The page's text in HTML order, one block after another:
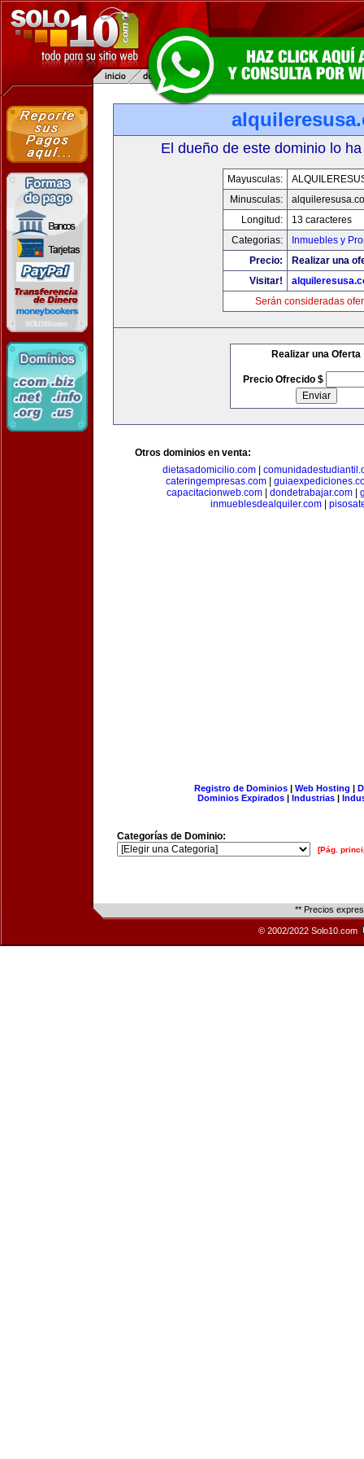
El dueño de este dominio lo
Mayusculas:
Minusculas:
Longitud:
13 caracteres
Categorias:
Inmuebles y
Precio:
Realizar una
Visitar!
Serán consideradas
Realizar una Oferta
Precio Ofrecido $
Otros dominios en venta:
dietasadomicilio.com
cateringempresas.com|
capacitacionweb.com
dondetrabajar.com
inmueblesdealquiler.com
Registro de Dominios| Web Hosting |
Dominios Expirados | Industrias |
Categorías de Dominio:
[Pág.
** Precios
© 2002/2022 Solo10.com